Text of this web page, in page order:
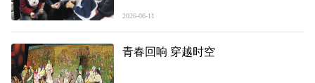
2026-06-11
青春回响 穿越时空